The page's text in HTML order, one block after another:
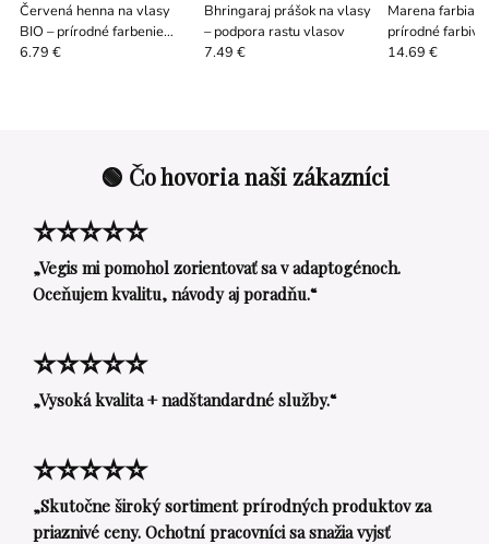
Červená henna na vlasy
BIO – prírodné farbenie
vlasov
6.79 €
Bhringaraj prášok na vlasy
– podpora rastu vlasov
7.49 €
Marena
prírodné
14.69 €
🟢 Čo hovoria naši zákazníci
⭐⭐⭐⭐⭐
„Vegis mi pomohol zorientovať sa v adaptogénoch.
Oceňujem kvalitu, návody aj poradňu.“
⭐⭐⭐⭐⭐
„Vysoká kvalita + nadštandardné služby.“
⭐⭐⭐⭐⭐
„Skutočne široký sortiment prírodných produktov za
priaznivé ceny. Ochotní pracovníci sa snažia vyjsť